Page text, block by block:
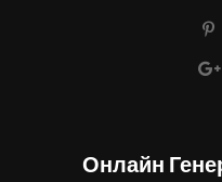
Онлайн